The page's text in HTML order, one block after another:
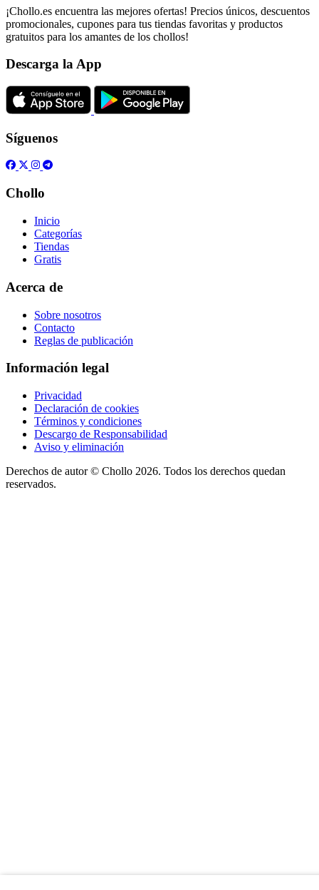
¡Chollo.es encuentra las mejores ofertas! Precios únicos, descuentos
promocionales, cupones para tus tiendas favoritas y productos
gratuitos para los amantes de los chollos!
Descarga la App
Síguenos
Chollo
Inicio
Categorías
Tiendas
Gratis
Acerca de
Sobre nosotros
Contacto
Reglas de publicación
Información legal
Privacidad
Declaración de cookies
Términos y condiciones
Descargo de Responsabilidad
Aviso y eliminación
Derechos de autor © Chollo 2026. Todos los derechos quedan
reservados.